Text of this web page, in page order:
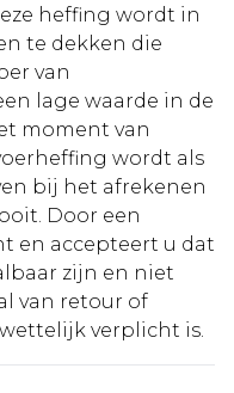
heffing wordt in
te dekken die
van
lage waarde in de
moment van
wordt als
bij het afrekenen
Door een
en accepteert u dat
zijn en niet
van retour of
verplicht is.